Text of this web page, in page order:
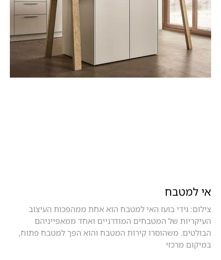
אי למטבח
צילום: גידי בועז האי למטבח הוא אחת ממהפכות העיצוב
העיקריות של המטבחים המודרניים ואחד ממאפייניהם
הבולטים. משהוסרו קירות המטבח והוא הפך למטבח פתוח,
במיקום מרכזי